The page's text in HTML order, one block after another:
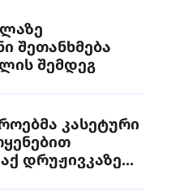
შეთანხმება
შემდეგ
კასეტური
დრუჟივკაზე